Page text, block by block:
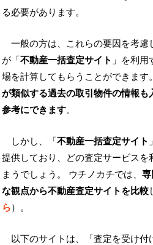
る必要があります。
一般の方は、これらの要因を考
が「不動産一括査定サイト 」を利
場を計算してもらうことができます
が類似する過去の取引物件の情報
参考にできます。
しかし、「不動産一括査定サイト
提供しており、どの査定サービスを
まうでしょう。 ウチノカチでは、
な観点から不動産査定サイトを比較
ら）。
以下のサイトは、「査定を受け